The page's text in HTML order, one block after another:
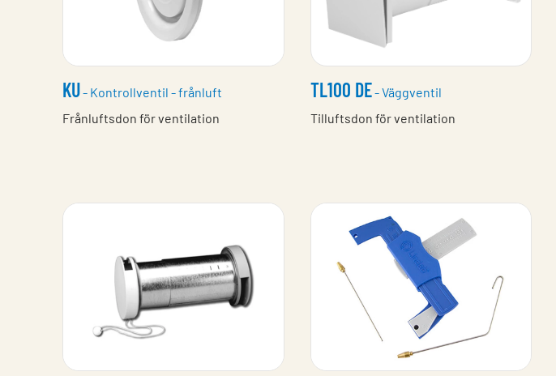
KU- Kontrollventil - frånluft
Frånluftsdon för ventilation
TL100 DE- Väggventil
Tilluftsdon för ventilation